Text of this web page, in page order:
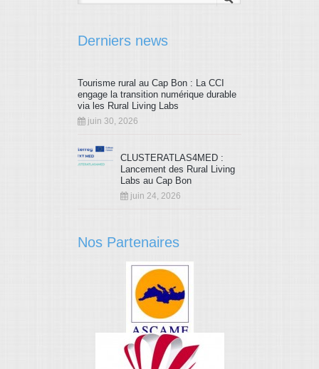
Derniers news
Tourisme rural au Cap Bon : La CCI
engage la transition numérique durable
via les Rural Living Labs
juin 30, 2026
CLUSTERATLAS4MED :
Lancement des Rural Living
Labs au Cap Bon
juin 24, 2026
Nos Partenaires